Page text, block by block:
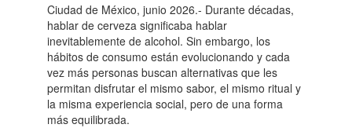
Ciudad de México, junio 2026.- Durante décadas,
hablar de cerveza significaba hablar
inevitablemente de alcohol. Sin embargo, los
hábitos de consumo están evolucionando y cada
vez más personas buscan alternativas que les
permitan disfrutar el mismo sabor, el mismo ritual y
la misma experiencia social, pero de una forma
más equilibrada.